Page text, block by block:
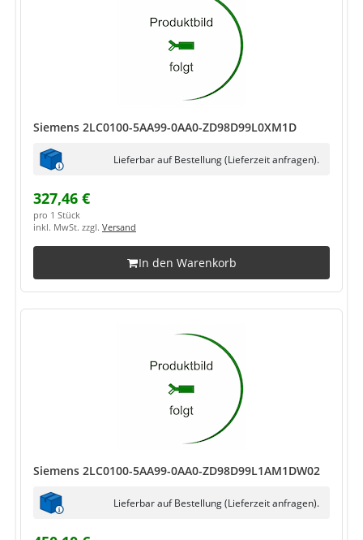
Siemens 2LC0100-5AA99-0AA0-ZD98D99L0XM1D
Lieferbar auf Bestellung (Lieferzeit anfragen).
327,46 €
pro 1 Stück
inkl. MwSt. zzgl. Versand
In den Warenkorb
Siemens 2LC0100-5AA99-0AA0-ZD98D99L1AM1DW02
Lieferbar auf Bestellung (Lieferzeit anfragen).